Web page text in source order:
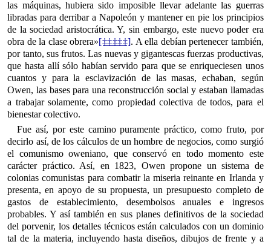
las máquinas, hubiera sido imposible llevar adelante las guerras
libradas para derribar a Napoleón y mantener en pie los principios
de la sociedad aristocrática. Y, sin embargo, este nuevo poder era
obra de la clase obrera»[‡‡‡‡‡]. A ella debían pertenecer también,
por tanto, sus frutos. Las nuevas y gigantescas fuerzas productivas,
que hasta allí sólo habían servido para que se enriqueciesen unos
cuantos y para la esclavización de las masas, echaban, según
Owen, las bases para una reconstrucción social y estaban llamadas
a trabajar solamente, como propiedad colectiva de todos, para el
bienestar colectivo.
Fue así, por este camino puramente práctico, como fruto, por
decirlo así, de los cálculos de un hombre de negocios, como surgió
el comunismo oweniano, que conservó en todo momento este
carácter práctico. Así, en 1823, Owen propone un sistema de
colonias comunistas para combatir la miseria reinante en Irlanda y
presenta, en apoyo de su propuesta, un presupuesto completo de
gastos de establecimiento, desembolsos anuales e ingresos
probables. Y así también en sus planes definitivos de la sociedad
del porvenir, los detalles técnicos están calculados con un dominio
tal de la materia, incluyendo hasta diseños, dibujos de frente y a